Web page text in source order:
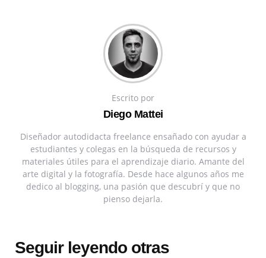
Escrito por
Diego Mattei
Diseñador autodidacta freelance ensañado con ayudar a
estudiantes y colegas en la búsqueda de recursos y
materiales útiles para el aprendizaje diario. Amante del
arte digital y la fotografía. Desde hace algunos años me
dedico al blogging, una pasión que descubrí y que no
pienso dejarla.
Seguir leyendo otras